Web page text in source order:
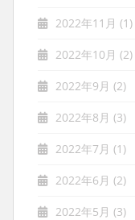
2022年11月 (1)
2022年10月 (2)
2022年9月 (2)
2022年8月 (3)
2022年7月 (1)
2022年6月 (2)
2022年5月 (3)